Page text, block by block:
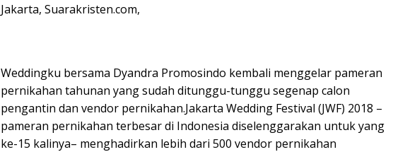
Jakarta, Suarakristen.com,
Weddingku bersama Dyandra Promosindo kembali menggelar pameran
pernikahan tahunan yang sudah ditunggu-tunggu segenap calon
pengantin dan vendor pernikahan.Jakarta Wedding Festival (JWF) 2018 –
pameran pernikahan terbesar di Indonesia diselenggarakan untuk yang
ke-15 kalinya– menghadirkan lebih dari 500 vendor pernikahan